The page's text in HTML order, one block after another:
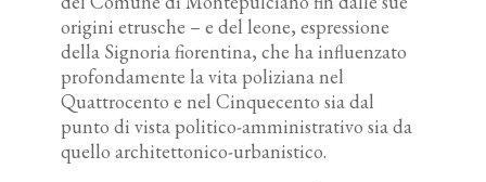
origini etrusche – e del leone, espressione
della Signoria fiorentina, che ha influenzato
profondamente la vita poliziana nel
Quattrocento e nel Cinquecento sia dal
punto di vista politico-amministrativo sia da
quello architettonico-urbanistico.